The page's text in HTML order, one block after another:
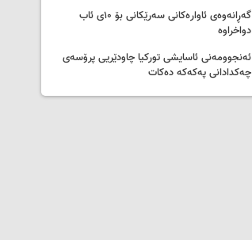
گەڕانەوەی ئاوارەکانی سەرێکانی بۆ ۱۰ی ئاب
دواخراوە
ئەنجوومەنی ئاسایشی تورکیا چاودێریی پرۆسەی
چەکدادانی پەکەکە دەکات